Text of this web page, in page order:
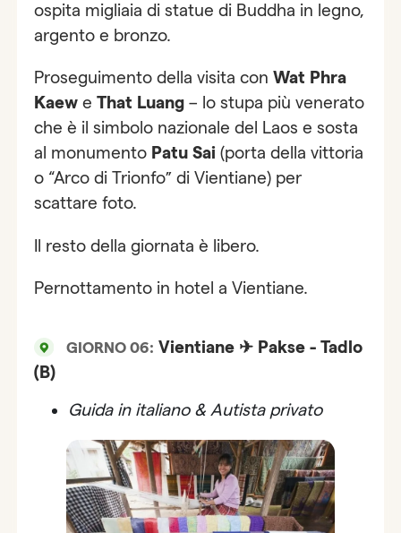
ospita migliaia di statue di Buddha in legno,
argento e bronzo.
Proseguimento della visita conWat Phra
Kaew eThat Luang – lo stupa più venerato
che è il simbolo nazionale del Laos e sosta
al monumento Patu Sai(porta della vittoria
o “Arco di Trionfo” di Vientiane) per
scattare foto.
Il resto della giornata è libero.
Pernottamento in hotel a Vientiane.
GIORNO 06: Vientiane ✈ Pakse - Tadlo
(B)
Guida in italiano & Autista privato